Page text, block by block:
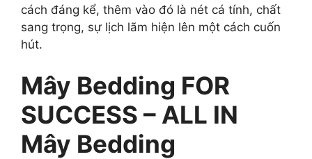
cách đáng kể, thêm vào đó là nét cá tính, chất
sang trọng, sự lịch lãm hiện lên một cách cuốn
hút.
Mây Bedding FOR
SUCCESS – ALL IN
Mây Bedding